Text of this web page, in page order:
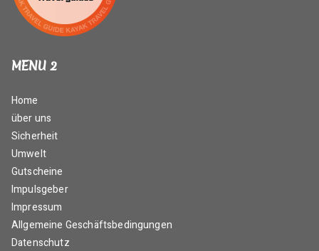
MENU 2
Home
über uns
Sicherheit
Umwelt
Gutscheine
Impulsgeber
Impressum
Allgemeine Geschäftsbedingungen
Datenschutz